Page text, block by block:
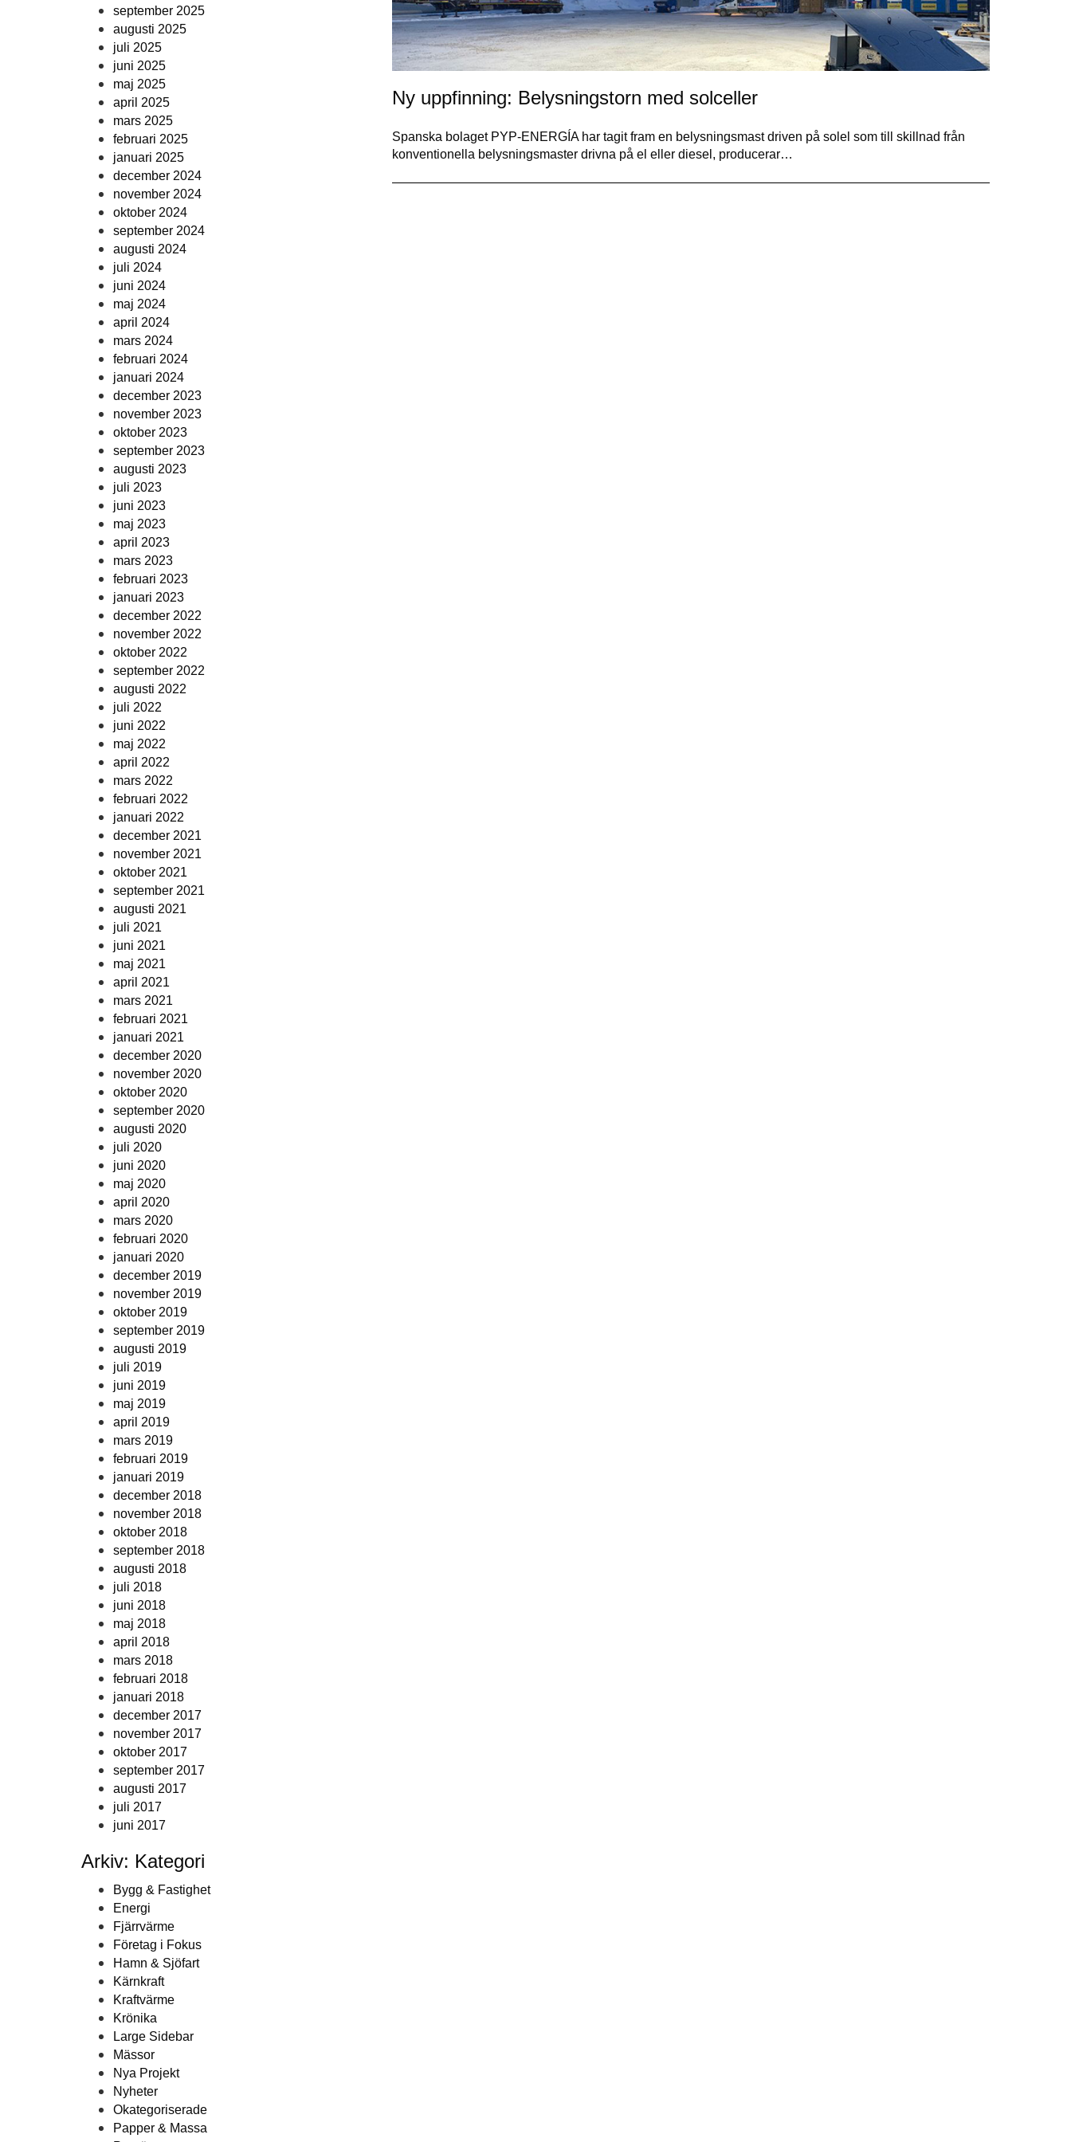
september 2025
augusti 2025
juli 2025
juni 2025
maj 2025
april 2025
mars 2025
februari 2025
januari 2025
december 2024
november 2024
oktober 2024
september 2024
augusti 2024
juli 2024
juni 2024
maj 2024
april 2024
mars 2024
februari 2024
januari 2024
december 2023
november 2023
oktober 2023
september 2023
augusti 2023
juli 2023
juni 2023
maj 2023
april 2023
mars 2023
februari 2023
januari 2023
december 2022
november 2022
oktober 2022
september 2022
augusti 2022
juli 2022
juni 2022
maj 2022
april 2022
mars 2022
februari 2022
januari 2022
december 2021
november 2021
oktober 2021
september 2021
augusti 2021
juli 2021
juni 2021
maj 2021
april 2021
mars 2021
februari 2021
januari 2021
december 2020
november 2020
oktober 2020
september 2020
augusti 2020
juli 2020
juni 2020
maj 2020
april 2020
mars 2020
februari 2020
januari 2020
december 2019
november 2019
oktober 2019
september 2019
augusti 2019
juli 2019
juni 2019
maj 2019
april 2019
mars 2019
februari 2019
januari 2019
december 2018
november 2018
oktober 2018
september 2018
augusti 2018
juli 2018
juni 2018
maj 2018
april 2018
mars 2018
februari 2018
januari 2018
december 2017
november 2017
oktober 2017
september 2017
augusti 2017
juli 2017
juni 2017
Arkiv: Kategori
Bygg & Fastighet
Energi
Fjärrvärme
Företag i Fokus
Hamn & Sjöfart
Kärnkraft
Kraftvärme
Krönika
Large Sidebar
Mässor
Nya Projekt
Nyheter
Okategoriserade
Papper & Massa
Ny uppfinning: Belysningstorn med solceller
Spanska bolaget PYP-ENERGÍA har tagit fram en belysningsmast driven på solel som till skillnad från
konventionella belysningsmaster drivna på el eller diesel, producerar…